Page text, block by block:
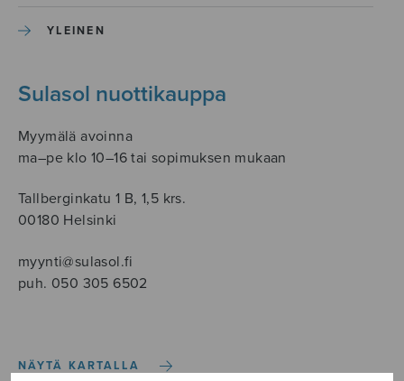
YLEINEN
Sulasol nuottikauppa
Myymälä avoinna
ma–pe klo 10–16 tai sopimuksen mukaan
Tallberginkatu 1 B, 1,5 krs.
00180 Helsinki
myynti@sulasol.fi
puh. 050 305 6502
NÄYTÄ KARTALLA